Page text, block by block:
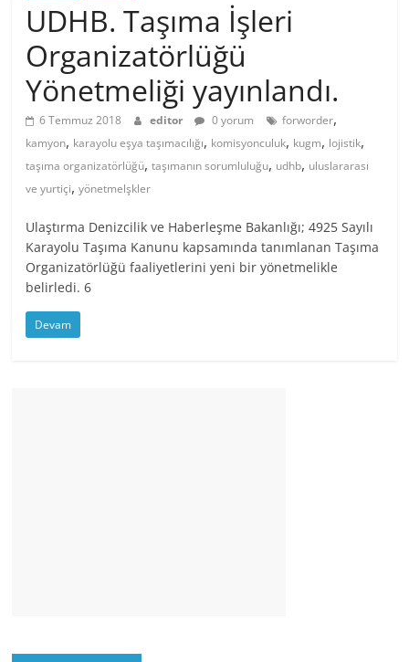
UDHB. Taşıma İşleri
Organizatörlüğü
Yönetmeliği yayınlandı.
6 Temmuz 2018 editor 0 yorum forworder,
kamyon, karayolu eşya taşımacılığı, komisyonculuk, kugm, lojistik,
taşıma organizatörlüğü,taşımanın sorumluluğu, udhb, uluslararası
ve yurtiçi,yönetmelşkler
Ulaştırma Denizcilik ve Haberleşme Bakanlığı; 4925 Sayılı
Karayolu Taşıma Kanunu kapsamında tanımlanan Taşıma
Organizatörlüğü faaliyetlerini yeni bir yönetmelikle
belirledi. 6
Devam